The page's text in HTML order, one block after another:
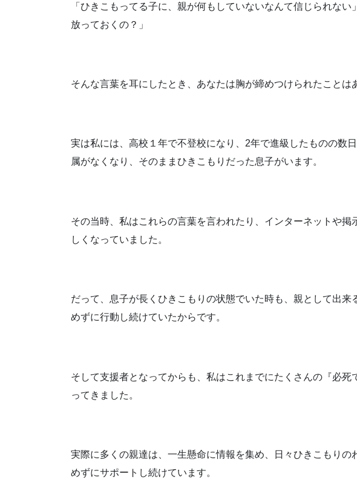
「ひきこもってる子に、親が何もしていないなんて信じられな
放っておくの？」
そんな言葉を耳にしたとき、あなたは胸が締めつけられたことは
実は私には、高校１年で不登校になり、2年で進級したものの数
属がなくなり、そのままひきこもりだった息子がいます。
その当時、私はこれらの言葉を言われたり、インターネットや
しくなっていました。
だって、息子が長くひきこもりの状態でいた時も、親として出来
めずに行動し続けていたからです。
そして支援者となってからも、私はこれまでにたくさんの『必死
ってきました。
実際に多くの親達は、一生懸命に情報を集め、日々ひきこもりの
めずにサポートし続けています。